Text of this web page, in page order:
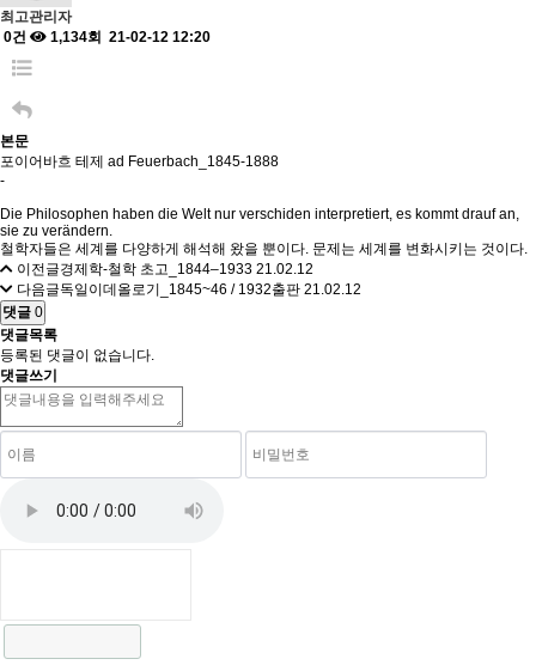
최고관리자
0건
1,134회 21-02-12 12:20
본문
포이어바흐 테제 ad Feuerbach_1845-1888
-
Die Philosophen haben die Welt nur verschiden interpretiert, es kommt drauf an,
sie zu verändern.
철학자들은 세계를 다양하게 해석해 왔을 뿐이다. 문제는 세계를 변화시키는 것이다.
이전글경제학-철학 초고_1844–1933 21.02.12
다음글독일이데올로기_1845~46 / 1932출판 21.02.12
댓글 0
댓글목록
등록된 댓글이 없습니다.
댓글쓰기